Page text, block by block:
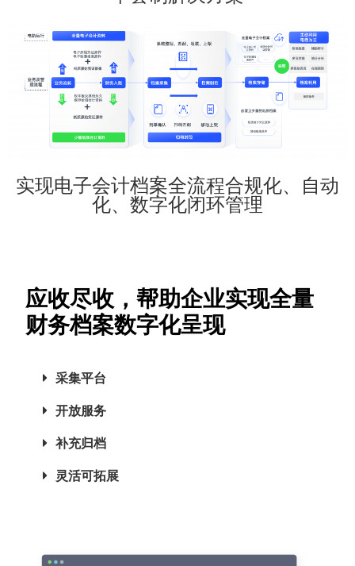
实现电子会计档案全流程合规化、自动
化、数字化闭环管理
应收尽收，帮助企业实现全量
财务档案数字化呈现
采集平台
开放服务
补充归档
灵活可拓展